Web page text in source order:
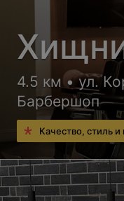
4.5 км • ул.
Барбершоп
Качество, стиль